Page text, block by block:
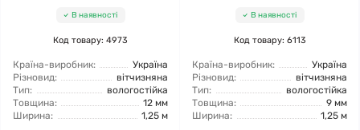
В наявності
Код товару: 4973
Країна-виробник:
Україна
Різновид:
вітчизняна
Тип:
вологостійка
Товщина:
12 мм
Ширина:
1,25 м
В наявності
Код товару: 6113
Країна-виробник:
Україна
Різновид:
вітчизняна
Тип:
вологостійка
Товщина:
9 мм
Ширина:
1,25 м